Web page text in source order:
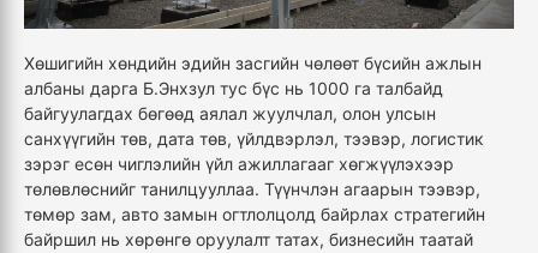
Хөшигийн хөндийн эдийн засгийн чөлөөт бүсийн ажлын
албаны дарга Б.Энхзул тус бүс нь 1000 га талбайд
байгуулагдах бөгөөд аялал жуулчлал, олон улсын
санхүүгийн төв, дата төв, үйлдвэрлэл, тээвэр, логистик
зэрэг есөн чиглэлийн үйл ажиллагааг хөгжүүлэхээр
төлөвлөснийг танилцууллаа. Түүнчлэн агаарын тээвэр,
төмөр зам, авто замын огтлолцолд байрлах стратегийн
байршил нь хөрөнгө оруулалт татах, бизнесийн таатай